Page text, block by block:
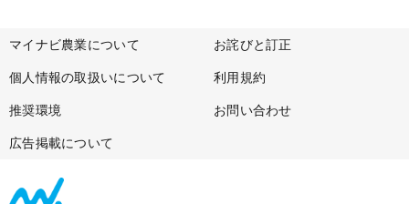
マイナビ農業について お詫びと訂正
個人情報の取扱いについて 利用規約
推奨環境 お問い合わせ
広告掲載について